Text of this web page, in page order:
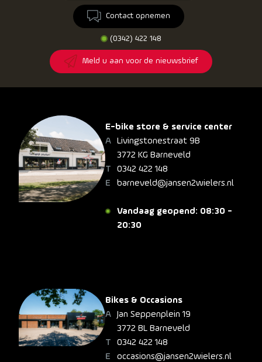
Contact opnemen
(0342) 422 148
Meld u aan voor de nieuwsbrief
E-bike store & service center
Livingstonestraat 9B
3772 KG Barneveld
0342 422 148
barneveld@jansen2wielers.nl
Vandaag geopend: 08:30 -
20:30
Bikes & Occasions
Jan Seppenplein 19
3772 BL Barneveld
0342 422 148
occasions@jansen2wielers.nl